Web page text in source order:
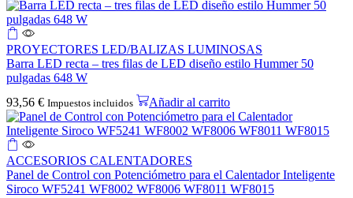
PROYECTORES LED/BALIZAS LUMINOSAS
Barra LED recta – tres filas de LED diseño estilo Hummer 50
pulgadas 648 W
93,56 € Impuestos incluidos Añadir al carrito
ACCESORIOS CALENTADORES
Panel de Control con Potenciómetro para el Calentador Inteligente
Siroco WF5241 WF8002 WF8006 WF8011 WF8015